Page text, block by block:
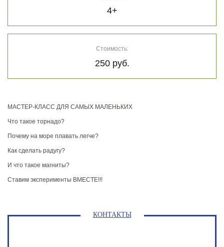
4+
Стоимость:
250 руб.
МАСТЕР-КЛАСС ДЛЯ САМЫХ МАЛЕНЬКИХ
Что такое торнадо?
Почему на море плавать легче?
Как сделать радугу?
И что такое магниты?
Ставим эксперименты ВМЕСТЕ!!!
КОНТАКТЫ